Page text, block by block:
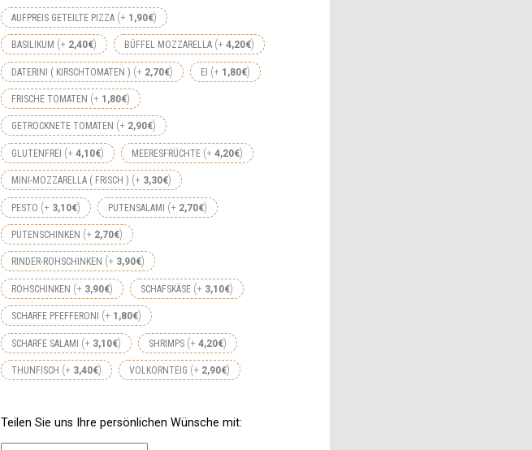
AUFPREIS GETEILTE PIZZA + 1,90€
BASILIKUM + 2,40€ BÜFFEL MOZZARELLA + 4,20€
DATERINI ( KIRSCHTOMATEN ) + 2,70€ EI + 1,80€
FRISCHE TOMATEN + 1,80€
GETROCKNETE TOMATEN + 2,90€
GLUTENFREI + 4,10€ MEERESFRÜCHTE + 4,20€
MINI-MOZZARELLA ( FRISCH ) + 3,30€
PESTO + 3,10€ PUTENSALAMI + 2,70€
PUTENSCHINKEN + 2,70€
RINDER-ROHSCHINKEN + 3,90€
ROHSCHINKEN + 3,90€ SCHAFSKÄSE + 3,10€
SCHARFE PFEFFERONI + 1,80€
SCHARFE SALAMI + 3,10€ SHRIMPS + 4,20€
THUNFISCH + 3,40€ VOLKORNTEIG + 2,90€
Teilen Sie uns Ihre persönlichen Wünsche mit: